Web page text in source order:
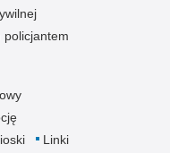
policjantem
Linki